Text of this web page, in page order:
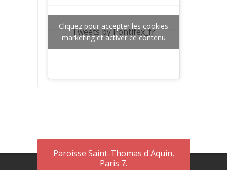
Tweets by Pontifex_fr
Cliquez pour accepter les cookies
marketing et activer ce contenu
Paroisse Saint-Thomas d'Aquin,
Paris 7.